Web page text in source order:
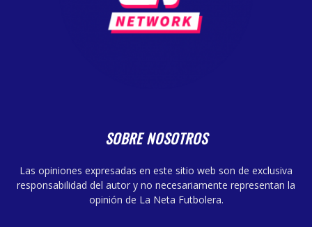
SOBRE NOSOTROS
Las opiniones expresadas en este sitio web son de exclusiva
responsabilidad del autor y no necesariamente representan la
opinión de La Neta Futbolera.